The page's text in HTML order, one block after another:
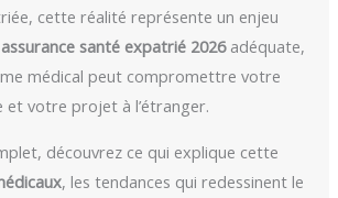
cette réalité représente un enjeu
assurance santé expatrié 2026adéquate,
médical peut compromettre votre
et votre projet à l’étranger.
découvrez ce qui explique cette
, les tendances qui redessinent le